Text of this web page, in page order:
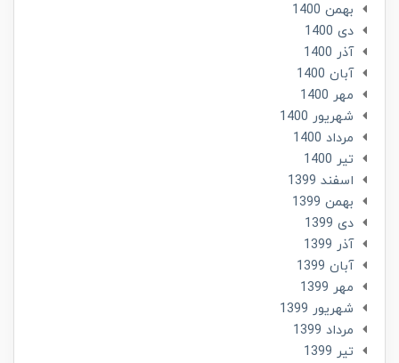
بهمن 1400
دی 1400
آذر 1400
آبان 1400
مهر 1400
شهریور 1400
مرداد 1400
تير 1400
اسفند 1399
بهمن 1399
دی 1399
آذر 1399
آبان 1399
مهر 1399
شهریور 1399
مرداد 1399
تير 1399